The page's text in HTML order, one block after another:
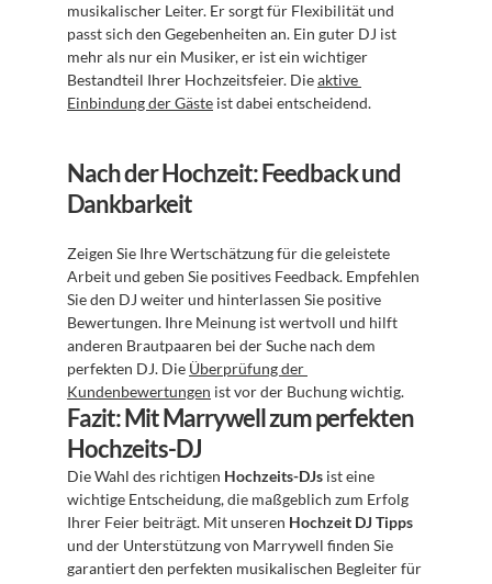
musikalischer Leiter. Er sorgt für Flexibilität und
passt sich den Gegebenheiten an. Ein guter DJ ist
mehr als nur ein Musiker, er ist ein wichtiger
Bestandteil Ihrer Hochzeitsfeier. Die aktive
Einbindung der Gäste ist dabei entscheidend.
Nach der Hochzeit: Feedback und
Dankbarkeit
Zeigen Sie Ihre Wertschätzung für die geleistete
Arbeit und geben Sie positives Feedback. Empfehlen
Sie den DJ weiter und hinterlassen Sie positive
Bewertungen. Ihre Meinung ist wertvoll und hilft
anderen Brautpaaren bei der Suche nach dem
perfekten DJ. Die Überprüfung der
Kundenbewertungen ist vor der Buchung wichtig.
Fazit: Mit Marrywell zum perfekten
Hochzeits-DJ
Die Wahl des richtigen Hochzeits-DJs ist eine
wichtige Entscheidung, die maßgeblich zum Erfolg
Ihrer Feier beiträgt. Mit unseren Hochzeit DJ Tipps
und der Unterstützung von Marrywell finden Sie
garantiert den perfekten musikalischen Begleiter für